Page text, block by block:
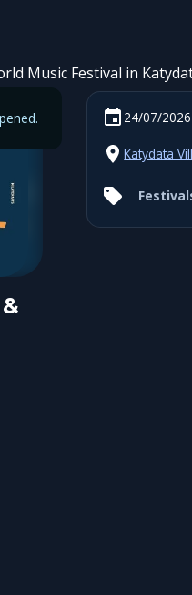
Music Festival in
24/07/
Katydata